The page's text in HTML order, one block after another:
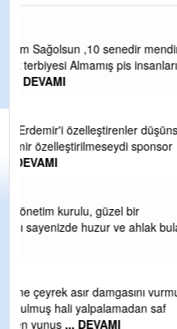
GULDERE DERE
TARAFINDAN BAŞLATILDI,
OLMAYAN KISIMLARA
Şaban yavuz
Mekanı cennet olsun
ihsan eylesin
Günaydın hayırlı sabahlar
Hak hukuk adalet işte CHP
babaocağı
Yeni parti için ereğli ilçe
asıl merakımız halk